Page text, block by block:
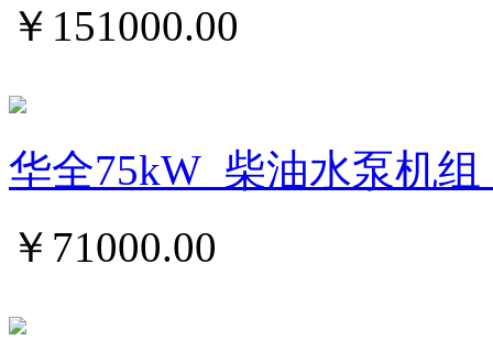
￥ 151000.00
华全75kW_柴油水泵机
￥ 71000.00